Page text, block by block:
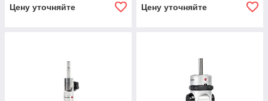
Цену уточняйте Цену уточняйте